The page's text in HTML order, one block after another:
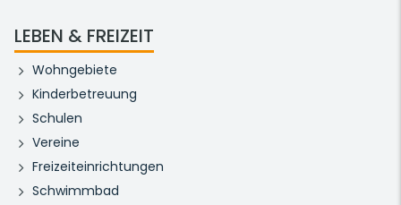
LEBEN & FREIZEIT
Wohngebiete
Kinderbetreuung
Schulen
Vereine
Freizeiteinrichtungen
Schwimmbad